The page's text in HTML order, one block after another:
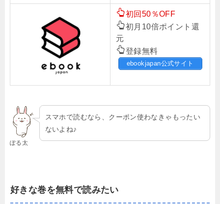
初回50％OFF
初月10倍ポイント還
元
登録無料
ebookjapan公式サイト
ぽる太
スマホで読むなら、クーポン使わなきゃもったい
ないよね♪
好きな巻を無料で読みたい